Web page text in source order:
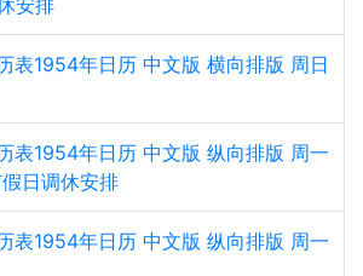
安排
表1954年日历 中文版 横向排版 周日
表1954年日历 中文版 纵向排版 周一
日调休安排
表1954年日历 中文版 纵向排版 周一